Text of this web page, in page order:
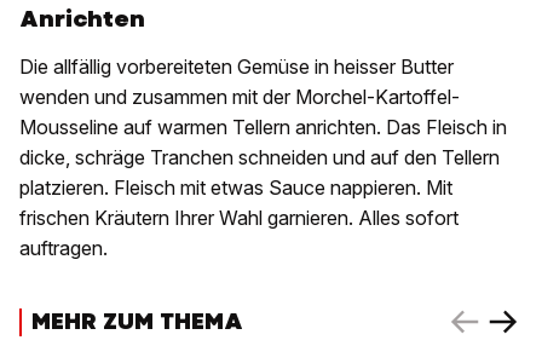
Anrichten
Die allfällig vorbereiteten Gemüse in heisser Butter
wenden und zusammen mit der Morchel-Kartoffel-
Mousseline auf warmen Tellern anrichten. Das Fleisch in
dicke, schräge Tranchen schneiden und auf den Tellern
platzieren. Fleisch mit etwas Sauce nappieren. Mit
frischen Kräutern Ihrer Wahl garnieren. Alles sofort
auftragen.
MEHR ZUM THEMA